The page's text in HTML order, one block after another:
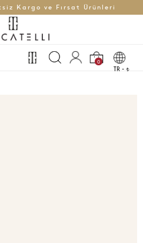
Kargo ve Fırsat Ürünleri
0
TR - t